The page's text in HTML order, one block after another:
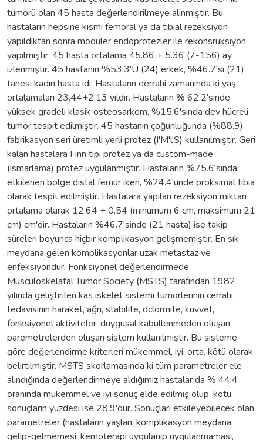
tümörü olan 45 hasta değerlendirilmeye alınmıştır. Bu
hastaların hepsine kısmi femoral ya da tibial rezeksiyon
yapıldıktan sonra modüler endoprotezler ile rekonsrüksiyon
yapılmıştır. 45 hasta ortalama 45.86 + 5.36 (7-156) ay
izlenmiştir. 45 hastanın %53.3'Ü (24) erkek, %46.7'si (21)
tanesi kadın hasta idi. Hastaların eerrahi zamanında ki yaş
ortalamaları 23.44+2.13 yıldır. Hastaların % 62.2'sinde
yüksek gradeli klasik osteosarkom, %15.6'sında dev hücreli
tümör tespit edilmiştir. 45 hastanın çoğunluğunda (%88.9)
fabrikasyon seri üretimli yerli protez (I'M'l'S) kullanılmıştır. Geri
kalan hastalara Finn tipi protez ya da custom-made
(ısmarlama) protez uygulanmıştır. Hastaların %75.6'sında
etkilenen bölge distal femur iken, %24.4'ünde proksimal tibia
olarak tespit edilmiştir. Hastalara yapılan rezeksiyon miktarı
ortalama olarak 12.64 + 0.54 (minumum 6 cm, maksimum 21
cm) cm'dir. Hastaların %46.7'sinde (21 hasta) ise takip
süreleri boyunca hiçbir komplikasyon gelişmemiştir. En sık
meydana gelen komplikasyonlar uzak metastaz ve
enfeksiyondur. Fonksiyonel değerlendirmede
Musculoskelatal Tumor Society (MSTS) tarafından 1982
yılında geliştirilen kas iskelet sistemi tümörlerinin cerrahi
tedavisinin haraket, ağrı, stabilite, dclörmite, kuvvet,
fonksiyonel aktiviteler, duygusal kabullenmeden oluşan
paremetrelerden oluşan sistem kullanılmıştır. Bu sisteme
göre değerlendirme kriterleri mükemmel, iyi. orta. kötü olarak
belirtilmiştir. MSTS skorlamasında ki tüm parametreler ele
alındığında değerlendirmeye aldığımız hastalar da % 44.4
oranında mükemmel ve iyi sonuç elde edilmiş olup, kötü
sonuçların yüzdesi ise 28.9'dur. Sonuçları etkileyebilecek olan
parametreler (hastaların yaşlan, komplikasyon meydana
gelip-gelmemesi, kemoterapi uygulanıp uygulanmaması,